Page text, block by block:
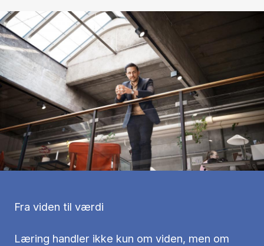
Fra viden til værdi
Læring handler ikke kun om viden, men om